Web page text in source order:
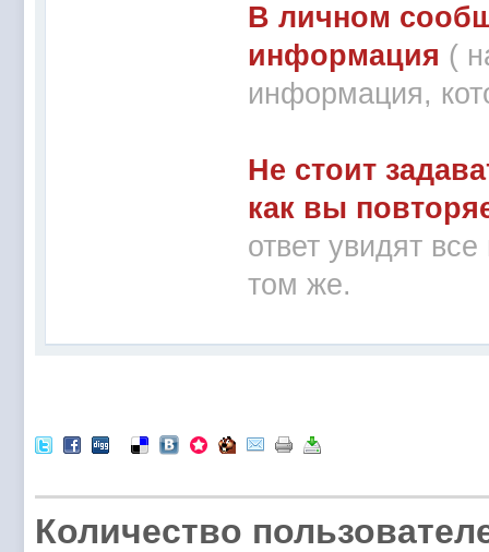
В личном
информация (
информация,
Не стоит
как вы
ответ увидят
том же.
Количество